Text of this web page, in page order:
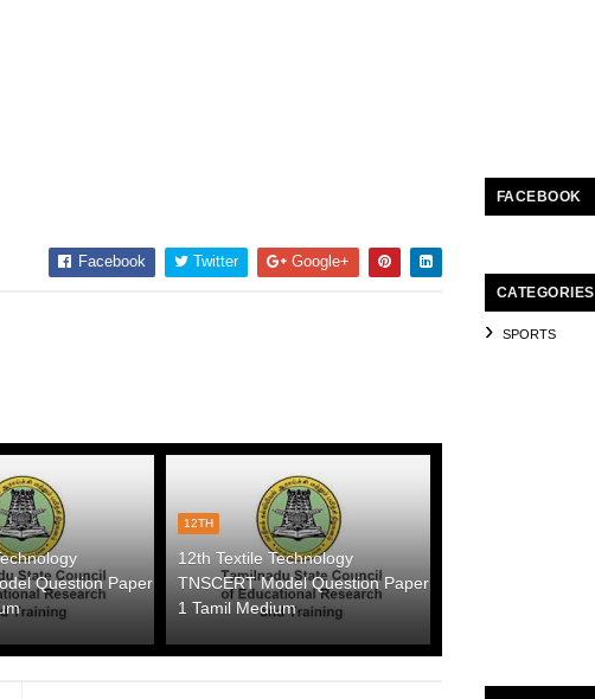
Facebook Twitter Google+
Question Paper
12TH
12th Textile Technology
TNSCERT Model Question Paper
1 Tamil Medium
FACEBOOK
CATEGORIES
SPORTS